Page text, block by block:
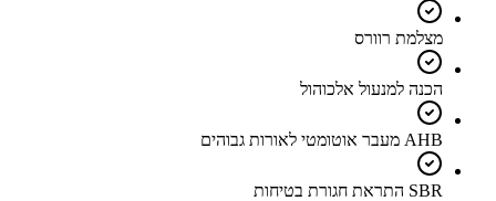
מצלמת רוורס
הכנה למנעול אלכוהול
AHB מעבר אוטומטי לאורות גבוהים
SBR התראת חגורת בטיחות